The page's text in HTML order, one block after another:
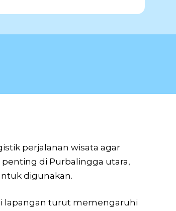
perjalanan wisata agar
di Purbalingga utara,
digunakan.
lapangan turut memengaruhi